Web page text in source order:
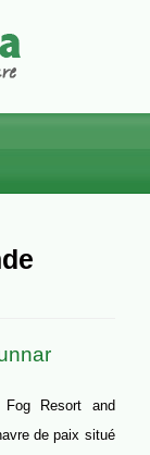
Fog Resort and
de paix situé